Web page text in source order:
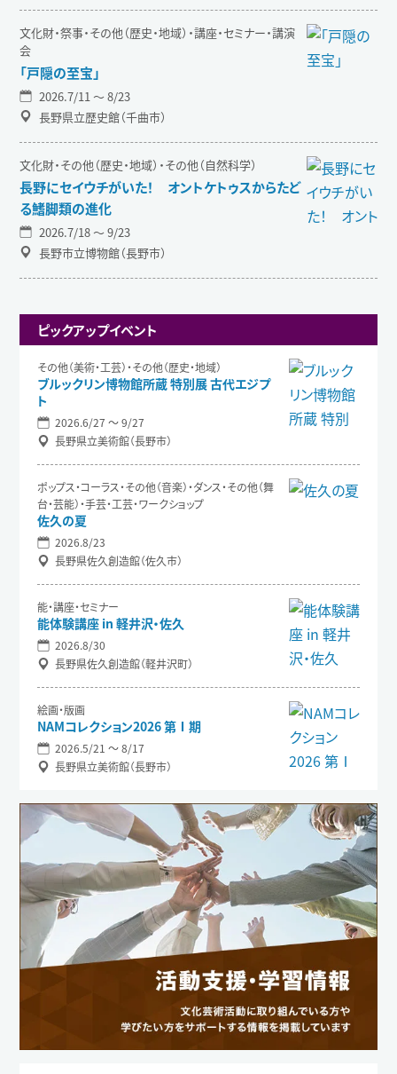
文化財・祭事・その他（歴史・地域）・講座・セミナー・講演
会
「戸隠の至宝」
2026.7/11 〜 8/23
長野県立歴史館（千曲市）
文化財・その他（歴史・地域）・その他（自然科学）
長野にセイウチがいた！ オントケトゥスからたど
る鰭脚類の進化
2026.7/18 〜 9/23
長野市立博物館（長野市）
ピックアップイベント
その他（美術・工芸）・その他（歴史・地域）
ブルックリン博物館所蔵 特別展 古代エジプ
ト
2026.6/27 〜 9/27
長野県立美術館（長野市）
ポップス・コーラス・その他（音楽）・ダンス・その他（舞
台・芸能）・手芸・工芸・ワークショップ
佐久の夏
2026.8/23
長野県佐久創造館（佐久市）
能・講座・セミナー
能体験講座 in 軽井沢・佐久
2026.8/30
長野県佐久創造館（軽井沢町）
絵画・版画
NAMコレクション2026 第Ⅰ期
2026.5/21 〜 8/17
長野県立美術館（長野市）